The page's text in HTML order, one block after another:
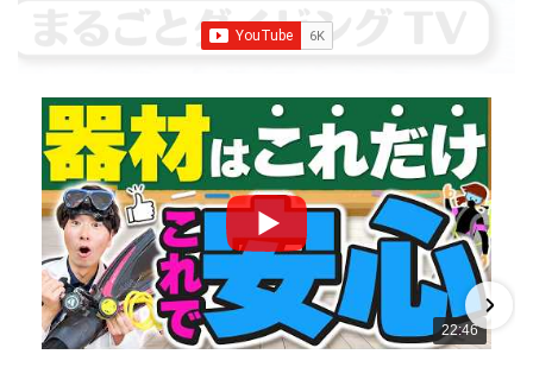
業の国内最大規模のスキューバダイビングスクール。 PADI
の初心者ダイビングライセンス認定実績。 常駐のプロイン
ストラクターは40名ほど。 【初心者からプロレベルま
で！】 年間ファンダイブ開催数は1,000本を超え、初心者の
方でも安心して潜れるような初心者向けツアーを毎週開催
中！ 2021年マリンダイビング大賞
「講習が上手なダ
イビングスクール」部門
「教え方がうまいインストラク
ター」部門
「国内ダイビングサービス伊豆半島エリア」
部門
「国内ダイビングガイド伊豆半島エリア」部門 4冠
達成！ ――――――――――――――――― パパラギダイ
ビングスクール 本店 神奈川県 藤沢市 南藤沢10-4
22:46